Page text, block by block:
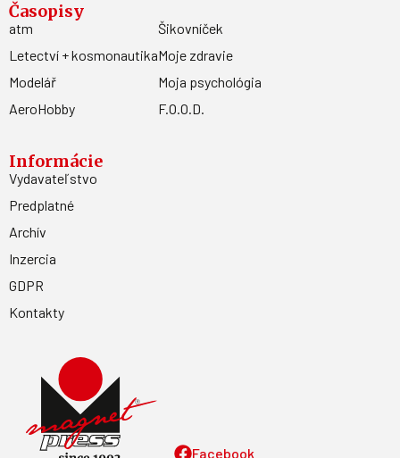
Facebook
Časopisy
atm
Letectví + kosmonautika
Modelář
AeroHobby
Šikovníček
Moje zdravie
Moja psychológia
F.O.O.D.
Informácie
Vydavateľstvo
Predplatné
Archív
Inzercia
GDPR
Kontakty